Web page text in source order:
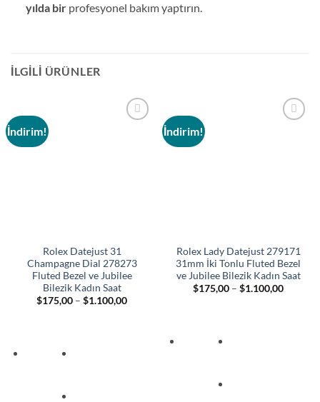
yılda birprofesyonel bakım yaptırın.
İLGILI ÜRÜNLER
İndirim!
Rolex Datejust 31
Champagne Dial 278273
Fluted Bezel ve Jubilee
Bilezik Kadın Saat
$175,00 – $1.100,00Fiyat
İndirim!
Rolex Lady Datejust 279171
31mm İki Tonlu Fluted Bezel
ve Jubilee Bilezik Kadın Saat
$175,00 – $1.100,00Fiyat